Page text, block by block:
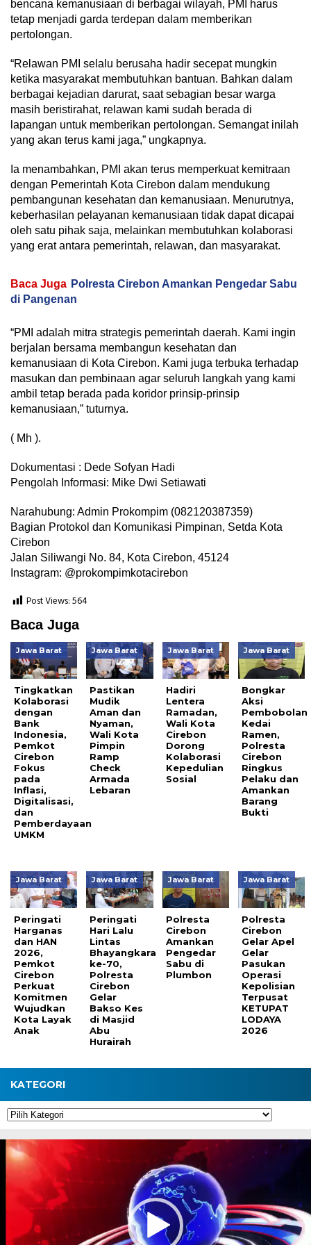
bencana kemanusiaan di berbagai wilayah, PMI harus
tetap menjadi garda terdepan dalam memberikan
pertolongan.
“Relawan PMI selalu berusaha hadir secepat mungkin
ketika masyarakat membutuhkan bantuan. Bahkan dalam
berbagai kejadian darurat, saat sebagian besar warga
masih beristirahat, relawan kami sudah berada di
lapangan untuk memberikan pertolongan. Semangat inilah
yang akan terus kami jaga,” ungkapnya.
Ia menambahkan, PMI akan terus memperkuat kemitraan
dengan Pemerintah Kota Cirebon dalam mendukung
pembangunan kesehatan dan kemanusiaan. Menurutnya,
keberhasilan pelayanan kemanusiaan tidak dapat dicapai
oleh satu pihak saja, melainkan membutuhkan kolaborasi
yang erat antara pemerintah, relawan, dan masyarakat.
Baca Juga Polresta Cirebon Amankan Pengedar Sabu
di Pangenan
“PMI adalah mitra strategis pemerintah daerah. Kami ingin
berjalan bersama membangun kesehatan dan
kemanusiaan di Kota Cirebon. Kami juga terbuka terhadap
masukan dan pembinaan agar seluruh langkah yang kami
ambil tetap berada pada koridor prinsip-prinsip
kemanusiaan,” tuturnya.
( Mh ).
Dokumentasi : Dede Sofyan Hadi
Pengolah Informasi: Mike Dwi Setiawati
Narahubung: Admin Prokompim (082120387359)
Bagian Protokol dan Komunikasi Pimpinan, Setda Kota
Cirebon
Jalan Siliwangi No. 84, Kota Cirebon, 45124
Instagram: @prokompimkotacirebon
Post Views:564
Baca Juga
Jawa Barat
Tingkatkan
Kolaborasi
dengan
Bank
Indonesia,
Pemkot
Cirebon
Fokus
pada
Inflasi,
Digitalisasi,
dan
Pemberdayaan
UMKM
Jawa Barat
Pastikan
Mudik
Aman dan
Nyaman,
Wali Kota
Pimpin
Ramp
Check
Armada
Lebaran
Jawa Barat
Hadiri
Lentera
Ramadan,
Wali Kota
Cirebon
Dorong
Kolaborasi
Kepedulian
Sosial
Jawa Barat
Bongkar
Aksi
Pembobolan
Kedai
Ramen,
Polresta
Cirebon
Ringkus
Pelaku dan
Amankan
Barang
Bukti
Jawa Barat
Peringati
Harganas
dan HAN
2026,
Pemkot
Cirebon
Perkuat
Komitmen
Wujudkan
Kota Layak
Anak
Jawa Barat
Peringati
Hari Lalu
Lintas
Bhayangkara
ke-70,
Polresta
Cirebon
Gelar
Bakso Kes
di Masjid
Abu
Hurairah
Jawa Barat
Polresta
Cirebon
Amankan
Pengedar
Sabu di
Plumbon
Jawa Barat
Polresta
Cirebon
Gelar Apel
Gelar
Pasukan
Operasi
Kepolisian
Terpusat
KETUPAT
LODAYA
2026
KATEGORI
Kategori
Pemutar
Video